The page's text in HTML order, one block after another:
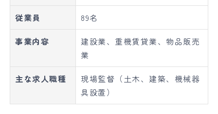
従業員 89名
事業内容
建設業、重機賃貸業、物品販売
業
主な求人職種
現場監督（土木、建築、機械器
具設置）